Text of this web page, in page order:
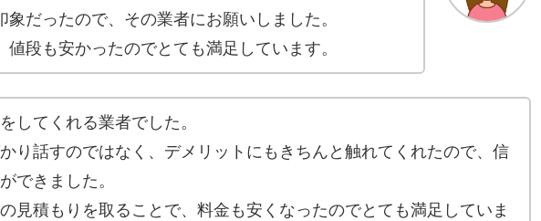
だったので、その業者にお願いしました。
段も安かったのでとても満足しています。
してくれる業者でした。
り話すのではなく、デメリットにもきちんと触れてくれたので、信
できました。
見積もりを取ることで、料金も安くなったのでとても満足していま